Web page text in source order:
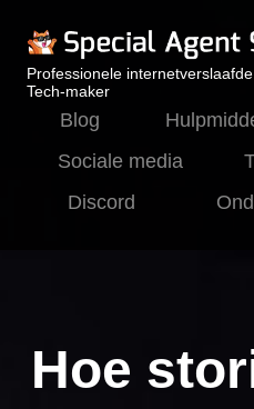
Professionele
Tech-maker
Blog
Sociale media
Discord
Hoe